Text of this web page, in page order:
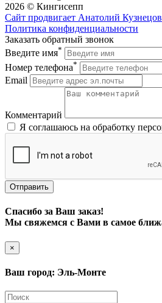
2026 © Кингисепп
Сайт продвигает Анатолий Кузнецов
Политика конфиденциальности
Заказать обратный звонок
Введите имя*
Номер телефона*
Email
Комментарий
Я соглашаюсь на обработку
Отправить
Спасибо за Ваш заказ!
Мы свяжемся с Вами в самое
×
Ваш город: Эль-Монте